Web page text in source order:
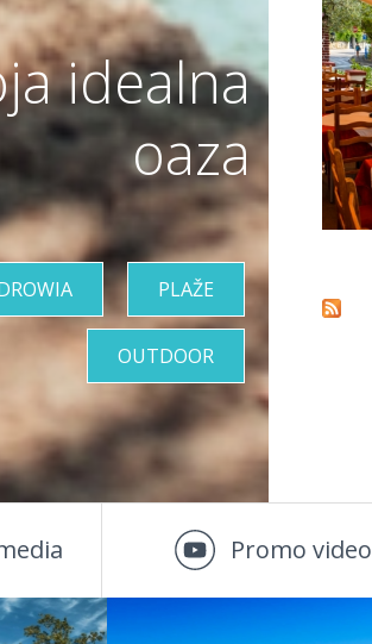
VIŠE INFORMACIJA
idealna
oaza
PLAŽE
OUTDOOR
Promo video